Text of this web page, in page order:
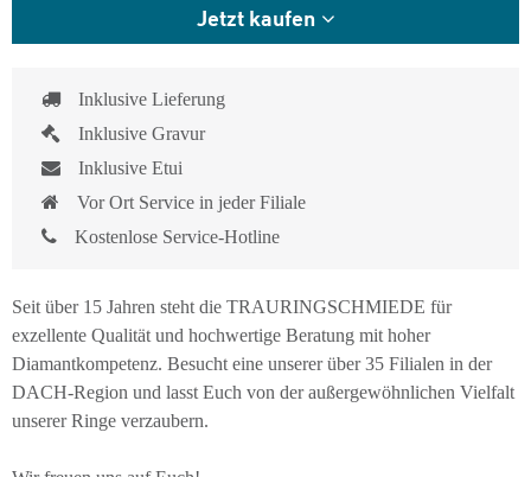
Jetzt kaufen
Inklusive Lieferung
Inklusive Gravur
Inklusive Etui
Vor Ort Service in jeder Filiale
Kostenlose Service-Hotline
Seit über 15 Jahren steht die TRAURINGSCHMIEDE für
exzellente Qualität und hochwertige Beratung mit hoher
Diamantkompetenz. Besucht eine unserer über 35 Filialen in der
DACH-Region und lasst Euch von der außergewöhnlichen Vielfalt
unserer Ringe verzaubern.